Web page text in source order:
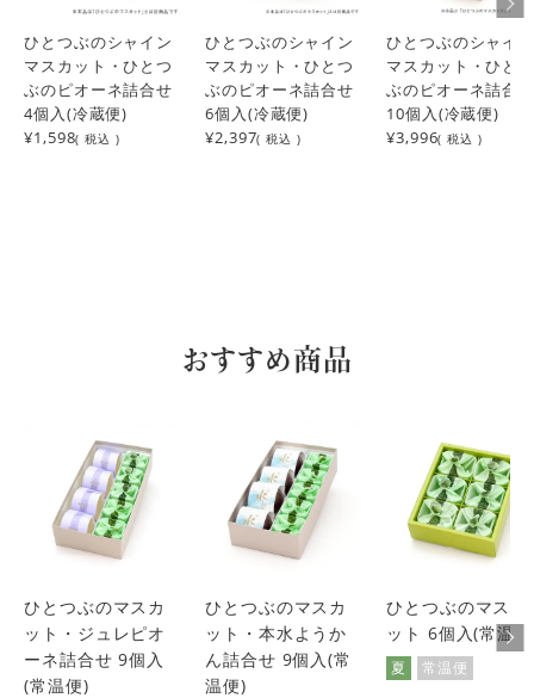
ひとつぶのシャイン
マスカット・ひとつ
ぶのピオーネ詰合せ
4個入(冷蔵便)
¥1,598( 税込 )
ひとつぶのシャイン
マスカット・ひとつ
ぶのピオーネ詰合せ
6個入(冷蔵便)
¥2,397( 税込 )
ひとつぶのシャイ
マスカット・ひと
ぶのピオーネ詰合
10個入(冷蔵便)
¥3,996( 税込 )
おすすめ商品
ひとつぶのマスカ
ット・ジュレピオ
ーネ詰合せ 9個入
(常温便)
ひとつぶのマスカ
ット・本水ようか
ん詰合せ 9個入(常
温便)
ひとつぶのマスカ
ット 6個入(常温
夏 常温便